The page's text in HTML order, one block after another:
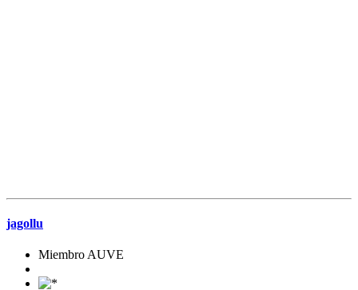
jagollu
Miembro AUVE